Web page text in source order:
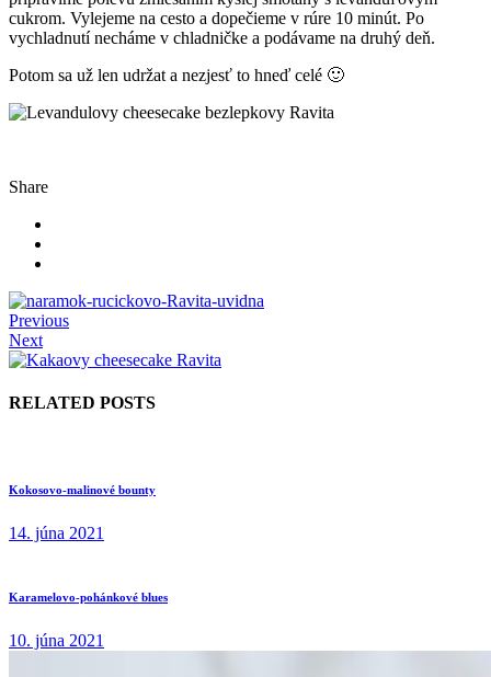
cukrom. Vylejeme na cesto a dopečieme v rúre 10 minút. Po
vychladnutí necháme v chladničke a podávame na druhý deň.
Potom sa už len udržat a nezjesť to hneď celé 🙂
Share
Previous
Next
RELATED POSTS
Kokosovo-malinové bounty
14. júna 2021
Karamelovo-pohánkové blues
10. júna 2021